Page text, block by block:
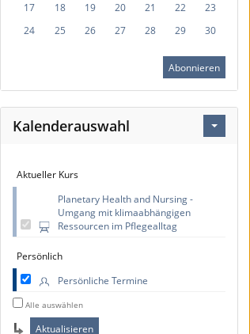
17
18 19 20 21 22
23
24
25 26 27 28 29 30
Abonnieren
Kalenderauswahl
Aktueller Kurs
Planetary Health and Nursing -
Umgang mit klimaabhängigen
Ressourcen im Pflegealltag
Persönlich
Persönliche Termine
Alle auswählen